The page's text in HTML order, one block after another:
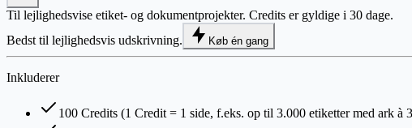
Til lejlighedsvise etiket- og dokumentprojekter. Credits er gyldige i 30 dage.
Bedst til lejlighedsvis udskrivning.
Køb én gang
Inkluderer
100 Credits (1 Credit = 1 side, f.eks. op til 3.000 etiketter med ark à